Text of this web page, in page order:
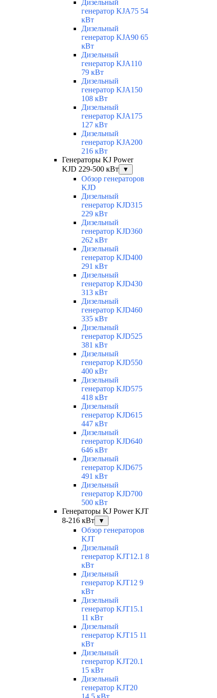
Дизельный
генератор KJA75 54
кВт
Дизельный
генератор KJA90 65
кВт
Дизельный
генератор KJA110
79 кВт
Дизельный
генератор KJA150
108 кВт
Дизельный
генератор KJA175
127 кВт
Дизельный
генератор KJA200
216 кВт
Генераторы KJ Power
KJD 229-500 кВт
▼
Обзор генераторов
KJD
Дизельный
генератор KJD315
229 кВт
Дизельный
генератор KJD360
262 кВт
Дизельный
генератор KJD400
291 кВт
Дизельный
генератор KJD430
313 кВт
Дизельный
генератор KJD460
335 кВт
Дизельный
генератор KJD525
381 кВт
Дизельный
генератор KJD550
400 кВт
Дизельный
генератор KJD575
418 кВт
Дизельный
генератор KJD615
447 кВт
Дизельный
генератор KJD640
646 кВт
Дизельный
генератор KJD675
491 кВт
Дизельный
генератор KJD700
500 кВт
Генераторы KJ Power KJT
8-216 кВт
▼
Обзор генераторов
KJT
Дизельный
генератор KJT12.1 8
кВт
Дизельный
генератор KJT12 9
кВт
Дизельный
генератор KJT15.1
11 кВт
Дизельный
генератор KJT15 11
кВт
Дизельный
генератор KJT20.1
15 кВт
Дизельный
генератор KJT20